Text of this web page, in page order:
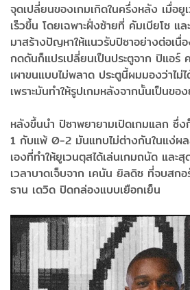
จุดเปลี่ยนของเกมเกิดในครึ่งหลัง เมื่อยู
เร็วขึ้น โดยเฉพาะฝั่งซ้ายที่ คัมเบียโซ แ
มาสร้างปัญหาให้แนวรับปิซาอย่างต่อเนื่
กดดันก็แปรเปลี่ยนเป็นประตูจาก ปิแอร์
เผาขนแบบไม่พลาด ประตูนี้ผมมองว่าไ
เพราะมันทำให้รูปเกมหลังจากนั้นเป็นข
หลังขึ้นนำ ปิซาพยายามเปิดเกมแลก ซึ่ง
1 กับแพ้ 0-2 มันแทบไม่ต่างกันในแง่ผ
เองที่ทำให้ยูเวนตุสได้เล่นเกมถนัด และ
เวลาบาดเจ็บจาก เคนัน ยิลดิซ ที่จบสก
ธาน เดวิด ปิดกล่องแบบเยือกเย็น